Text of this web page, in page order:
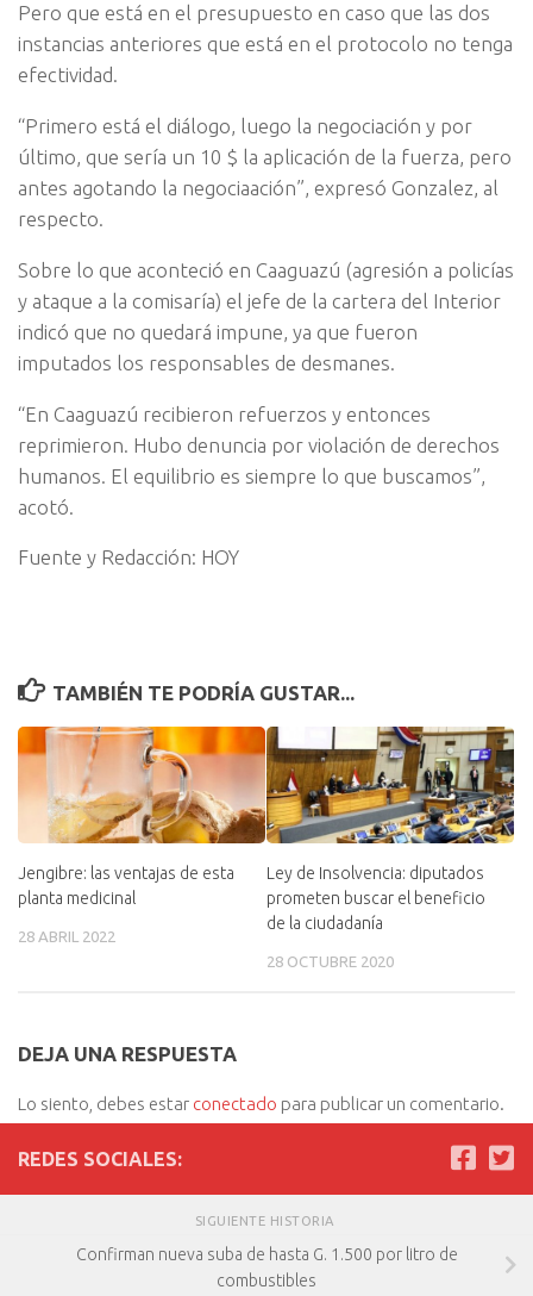
Pero que está en el presupuesto en caso que las dos
instancias anteriores que está en el protocolo no tenga
efectividad.
“Primero está el diálogo, luego la negociación y por
último, que sería un 10 $ la aplicación de la fuerza, pero
antes agotando la negociaación”, expresó Gonzalez, al
respecto.
Sobre lo que aconteció en Caaguazú (agresión a policías
y ataque a la comisaría) el jefe de la cartera del Interior
indicó que no quedará impune, ya que fueron
imputados los responsables de desmanes.
“En Caaguazú recibieron refuerzos y entonces
reprimieron. Hubo denuncia por violación de derechos
humanos. El equilibrio es siempre lo que buscamos”,
acotó.
Fuente y Redacción: HOY
TAMBIÉN TE PODRÍA GUSTAR...
Jengibre: las ventajas de esta
planta medicinal
28 ABRIL 2022
Ley de Insolvencia: diputados
prometen buscar el beneficio
de la ciudadanía
28 OCTUBRE 2020
DEJA UNA RESPUESTA
Lo siento, debes estar conectado para publicar un comentario.
REDES SOCIALES:
SIGUIENTE HISTORIA
Confirman nueva suba de hasta G. 1.500 por litro de
combustibles